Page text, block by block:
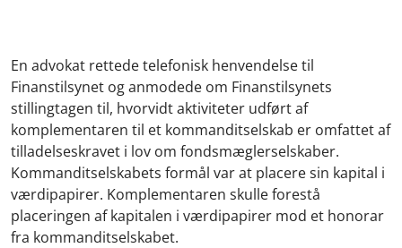
En advokat rettede telefonisk henvendelse til
Finanstilsynet og anmodede om Finanstilsynets
stillingtagen til, hvorvidt aktiviteter udført af
komplementaren til et kommanditselskab er omfattet af
tilladelseskravet i lov om fondsmæglerselskaber.
Kommanditselskabets formål var at placere sin kapital i
værdipapirer. Komplementaren skulle forestå
placeringen af kapitalen i værdipapirer mod et honorar
fra kommanditselskabet.